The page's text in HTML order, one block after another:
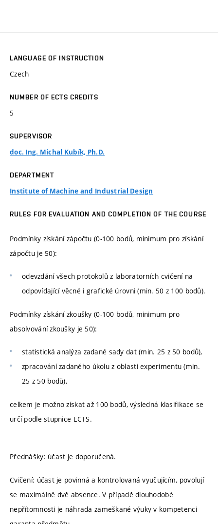
LANGUAGE OF INSTRUCTION
Czech
NUMBER OF ECTS CREDITS
5
SUPERVISOR
doc. Ing. Michal Kubík, Ph.D.
DEPARTMENT
Institute of Machine and Industrial Design
RULES FOR EVALUATION AND COMPLETION OF THE COURSE
Podmínky získání zápočtu (0-100 bodů, minimum pro získání
zápočtu je 50):
odevzdání všech protokolů z laboratorních cvičení na
odpovídající věcné i grafické úrovni (min. 50 z 100 bodů).
Podmínky získání zkoušky (0-100 bodů, minimum pro
absolvování zkoušky je 50):
statistická analýza zadané sady dat (min. 25 z 50 bodů),
zpracování zadaného úkolu z oblasti experimentu (min.
25 z 50 bodů),
celkem je možno získat až 100 bodů, výsledná klasifikace se
určí podle stupnice ECTS.
Přednášky: účast je doporučená.
Cvičení: účast je povinná a kontrolovaná vyučujícím, povolují
se maximálně dvě absence. V případě dlouhodobé
nepřítomnosti je náhrada zameškané výuky v kompetenci